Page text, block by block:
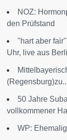
NOZ:
den Prüfstand
"hart aber
Uhr, live aus
50 Jahre
vollkommener
WP: